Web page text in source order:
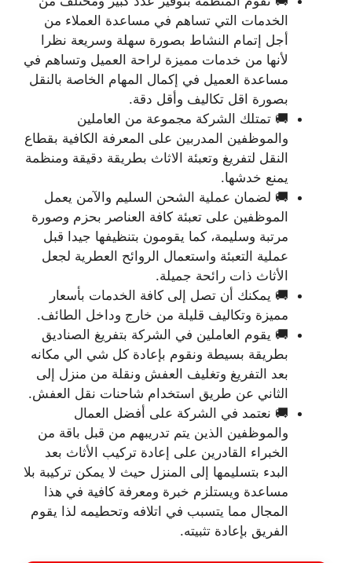
الخدمات التي تساهم في مساعدة العملاء من
أجل إتمام النشاط بصورة سهلة وسريعة نظرا
لأنها من خدمات مميزة لراحة العميل وتساهم في
مساعدة العميل في إكمال المهام الخاصة بالنقل
بصورة اقل تكاليف وأقل دقة.
🚚 تمتلك الشركة مجموعة من العاملين
والموظفين المدربين على المعرفة الكافية بقطاع
النقل لتفريغ وتعبئة الاثاث بطريقة دقيقة ومنظمة
يمنع خدشها.
🚚 لضمان عملية الشحن السليم والآمن يعمل
الموظفين على تعبئة كافة العناصر بحزم وصورة
مرتبة وسليمة، كما يقومون بتنظيفها جيدا قبل
عملية التعبئة واستعمال الروائح العطرية لجعل
الأثاث ذات رائحة جميلة.
🚚 يمكنك أن تصل إلى كافة الخدمات بأسعار
مميزة وتكاليف قليلة من خارج وداخل الطائف.
🚚 يقوم العاملين في الشركة بتفريغ الصناديق
بطريقة بسيطة ونقوم بإعادة كل شي الي مكانه
بعد التفريغ وتغليف العفش ونقلة من منزل إلى
الثاني عن طريق استخدام شاحنات نقل العفش.
🚚 نعتمد في الشركة على أفضل العمال
والموظفين الذين يتم تدريبهم من قبل باقة من
الخبراء القادرين على إعادة تركيب الأثاث بعد
البدء بتسليمها إلى المنزل حيث لا يمكن تركيبة بلا
مساعدة ويستلزم خبرة ومعرفة كافية في هذا
المجال مما يتسبب في اتلافه وتحطيمه لذا يقوم
الفريق بإعادة تثبيته.